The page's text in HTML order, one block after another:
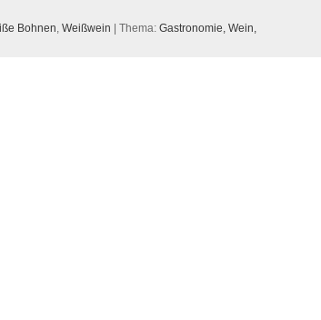
Bohnen Weißwein | Thema: Gastronomie, Wein,